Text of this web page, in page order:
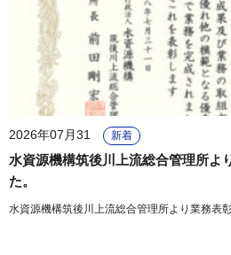
2026年07月31 新着
水資源機構筑後川上流総合管理所よ
た。